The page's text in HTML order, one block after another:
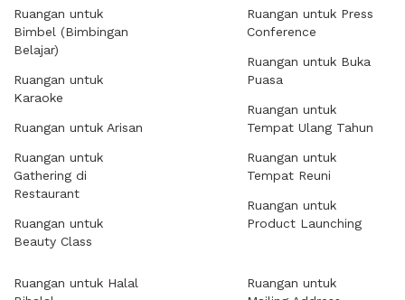
Ruangan untuk
Bimbel (Bimbingan
Belajar)
Ruangan untuk
Karaoke
Ruangan untuk Arisan
Ruangan untuk
Gathering di
Restaurant
Ruangan untuk
Beauty Class
Ruangan untuk Press
Conference
Ruangan untuk Buka
Puasa
Ruangan untuk
Tempat Ulang Tahun
Ruangan untuk
Tempat Reuni
Ruangan untuk
Product Launching
Ruangan untuk Halal
Ruangan untuk